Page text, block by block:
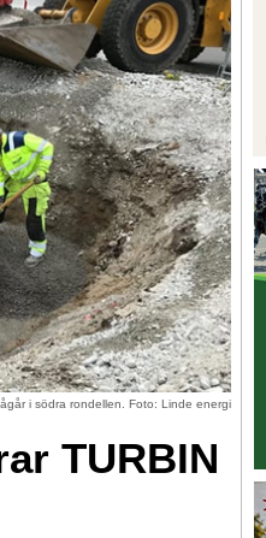
i södra rondellen. Foto: Linde energi
TURBIN